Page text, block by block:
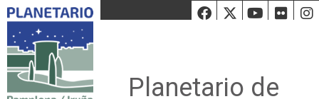
Facebook
Twiiter
Planetario de